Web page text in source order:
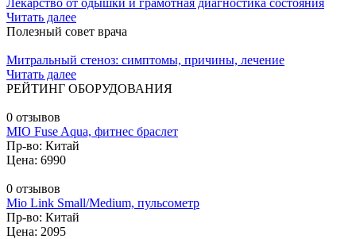
Читать далее
Полезный совет врача
Митральный стеноз: симптомы, причины, лечение
Читать далее
РЕЙТИНГ ОБОРУДОВАНИЯ
0 отзывов
MIO Fuse Aqua, фитнес браслет
Пр-во: Китай
Цена: 6990
0 отзывов
Mio Link Small/Medium, пульсометр
Пр-во: Китай
Цена: 2095